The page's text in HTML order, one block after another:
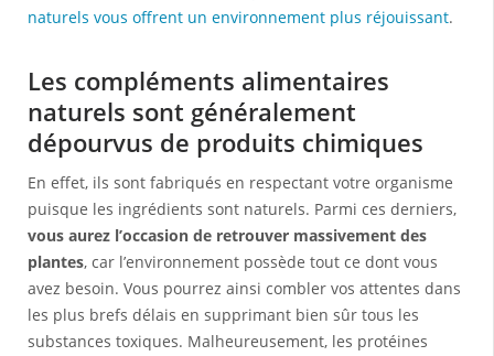
naturels vous offrent un environnement plus réjouissant.
Les compléments alimentaires
naturels sont généralement
dépourvus de produits chimiques
En effet, ils sont fabriqués en respectant votre organisme
puisque les ingrédients sont naturels. Parmi ces derniers,
vous aurez l’occasion de retrouver massivement des
plantes, car l’environnement possède tout ce dont vous
avez besoin. Vous pourrez ainsi combler vos attentes dans
les plus brefs délais en supprimant bien sûr tous les
substances toxiques. Malheureusement, les protéines